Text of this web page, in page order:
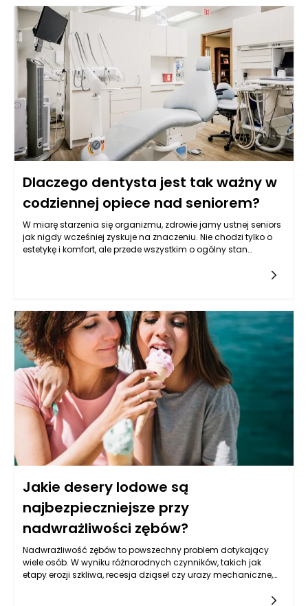
konsument jest przyzwyczajony do szybkich i efektywnych
rozwiązań, dlatego projektując nawigację, warto skupić się na
przejrzystości i prostocie obsługi. Kluczowym aspektem jest
hierarchiczna struktura kategorii, która ułatwia odnajdywanie
produktów, a także zastosowanie etykiet i ikon, które są
zrozumiałe dla użytkownika. Ważne jest, aby kategorie były
logicznie podzielone na podkategorie, co pozwala na szybsze
zlokalizowanie poszukiwanego produktu, na przykład „meble
do salonu”, „meble do sypialni” czy „dodatki”.
Dlaczego dentysta jest tak ważny w
codziennej opiece nad seniorem?
W miarę starzenia się organizmu, zdrowie jamy ustnej seniors
jak nigdy wcześniej zyskuje na znaczeniu. Nie chodzi tylko o
estetykę i komfort, ale przede wszystkim o ogólny stan
konsekwencji zdrowotnych, co czyni regularne wizyty u
dentysty, takiego jak dentysta Rzeszów, niezwykle istotnymi
dla osób starszych. Zmiany w jamie ustnej mogą wpływać na
przyjmowanie pokarmów, a to z kolei na ogólny stan zdrowia i
jakość życia.
Jakie desery lodowe są
najbezpieczniejsze przy
nadwrażliwości zębów?
Nadwrażliwość zębów to powszechny problem dotykający
wiele osób. W wyniku różnorodnych czynników, takich jak
etapy erozji szkliwa, recesja dziąseł czy urazy mechaniczne,
czy mechaniczne. Osoby cierpiące na tę przypadłość często